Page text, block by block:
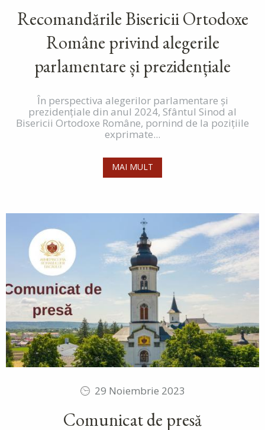
Recomandările Bisericii Ortodoxe
Române privind alegerile
parlamentare și prezidențiale
În perspectiva alegerilor parlamentare și
prezidențiale din anul 2024, Sfântul Sinod al
Bisericii Ortodoxe Române, pornind de la pozițiile
exprimate...
MAI MULT
29 Noiembrie 2023
Comunicat de presă